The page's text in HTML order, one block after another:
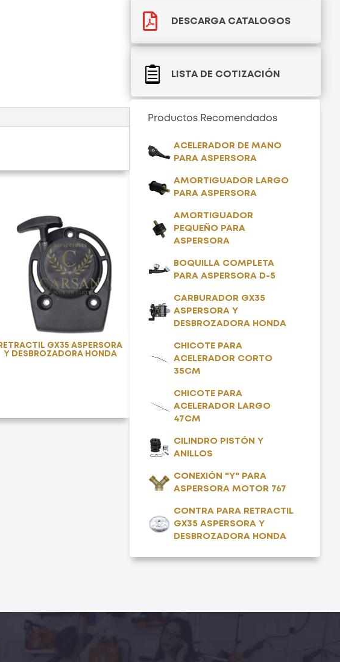
RETRACTIL GX35 ASPERSORA
Y DESBROZADORA HONDA
 DESCARGA CATALOGOS
 LISTA DE COTIZACIÓN
Productos Recomendados
ACELERADOR DE MANO
PARA ASPERSORA
AMORTIGUADOR LARGO
PARA ASPERSORA
AMORTIGUADOR
PEQUEÑO PARA
ASPERSORA
BOQUILLA COMPLETA
PARA ASPERSORA D-5
CARBURADOR GX35
ASPERSORA Y
DESBROZADORA HONDA
CHICOTE PARA
ACELERADOR CORTO
35CM
CHICOTE PARA
ACELERADOR LARGO
47CM
CILINDRO PISTÓN Y
ANILLOS
CONEXIÓN "Y" PARA
ASPERSORA MOTOR 767
CONTRA PARA RETRACTIL
GX35 ASPERSORA Y
DESBROZADORA HONDA